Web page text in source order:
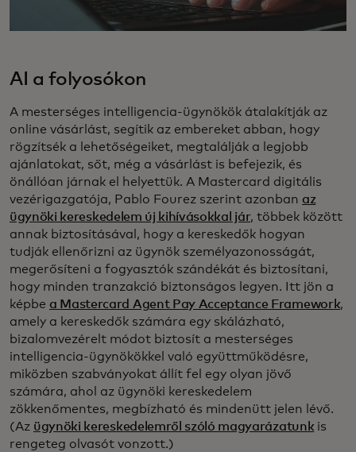
AI a folyosókon
A mesterséges intelligencia-ügynökök átalakítják az
online vásárlást, segítik az embereket abban, hogy
rögzítsék a lehetőségeiket, megtalálják a legjobb
ajánlatokat, sőt, még a vásárlást is befejezik, és
önállóan járnak el helyettük. A Mastercard digitális
vezérigazgatója, Pablo Fourez szerint azonban az
ügynöki kereskedelem új kihívásokkal jár, többek között
annak biztosításával, hogy a kereskedők hogyan
tudják ellenőrizni az ügynök személyazonosságát,
megerősíteni a fogyasztók szándékát és biztosítani,
hogy minden tranzakció biztonságos legyen. Itt jön a
képbe a Mastercard Agent Pay Acceptance Framework,
amely a kereskedők számára egy skálázható,
bizalomvezérelt módot biztosít a mesterséges
intelligencia-ügynökökkel való együttműködésre,
miközben szabványokat állít fel egy olyan jövő
számára, ahol az ügynöki kereskedelem
zökkenőmentes, megbízható és mindenütt jelen lévő.
(Az ügynöki kereskedelemről szóló magyarázatunk is
rengeteg olvasót vonzott.)